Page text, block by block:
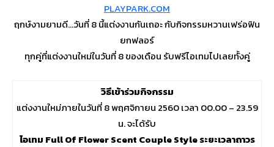
PLAYPARK.COM
ฤกษ์งามยามดี…วันที่ 8 นี้แต่งงานกันเถอะ กับกิจกรรมหวานเฟร่อฟิน
ยกฟลอร์
ทุกคู่ที่แต่งงานใหม่ในวันที่ 8 ของเดือน รับฟรีไอเทมไปเลยทั้งคู่
วิธีเข้าร่วมกิจกรรม
แต่งงานใหม่ภายในวันที่ 8 พฤศจิกายน 2560 เวลา 00.00 – 23.59
น. จะได้รับ
ไอเทม Full Of Flower Scent Couple Style ระยะเวลาถาวร